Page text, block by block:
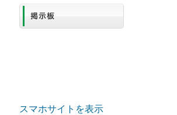
スマホサイトを表示